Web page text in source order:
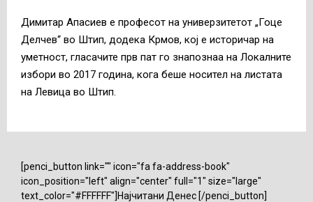
Димитар Апасиев е професот на универзитетот „Гоце
Делчев“ во Штип, додека Крмов, кој е историчар на
уметност, гласачите прв пат го знапознаа на Локалните
избори во 2017 година, кога беше носител на листата
на Левица во Штип.
[penci_button link="" icon="fa fa-address-book"
icon_position="left" align="center" full="1" size="large"
text_color="#FFFFFF"]Најчитани Денес [/penci_button]